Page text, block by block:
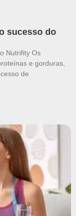
sucesso do
Nutrifity Os
e gorduras,
de